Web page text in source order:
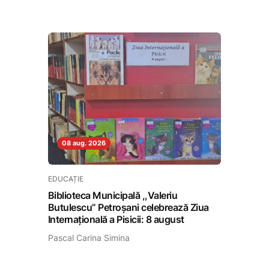
08 aug. 2026
EDUCAȚIE
Biblioteca Municipală ,,Valeriu
Butulescu” Petroșani celebrează Ziua
Internațională a Pisicii: 8 august
Pascal Carina Simina